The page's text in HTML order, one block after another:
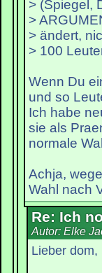
> (Spiegel,
>
> ändert,
> 100
Wenn Du
und so
Ich habe
sie als
normale
Achja,
Wahl nach
Re: Ich
Autor: Elke
Lieber dom,